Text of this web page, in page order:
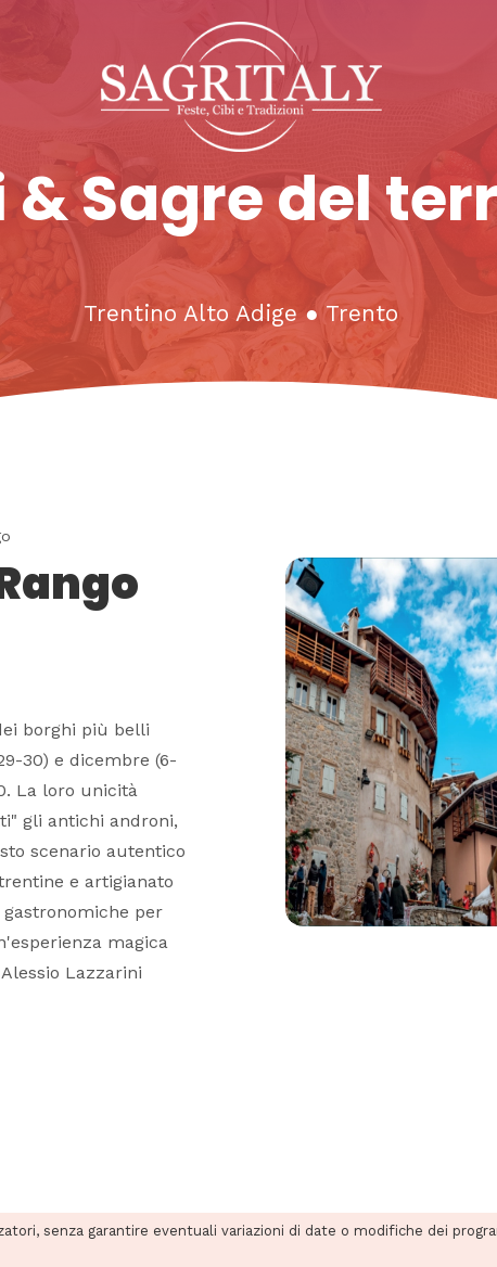
& Sagre del
Trentino Alto Adige ●Trento
borghi più belli
30) e dicembre (6-
La loro unicità
gli antichi androni,
scenario autentico
e artigianato
per
magica
Lazzarini
senza garantire eventuali variazioni di date o modifiche dei